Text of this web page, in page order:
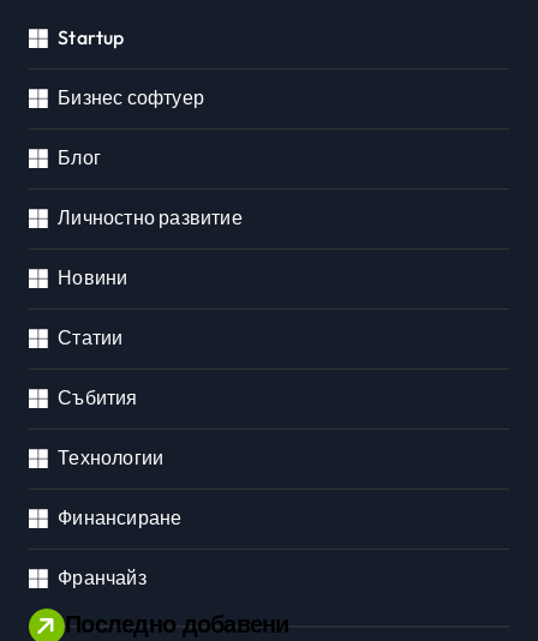
Startup
Бизнес софтуер
Блог
Личностно развитие
Новини
Статии
Събития
Технологии
Финансиране
Франчайз
Последно добавени